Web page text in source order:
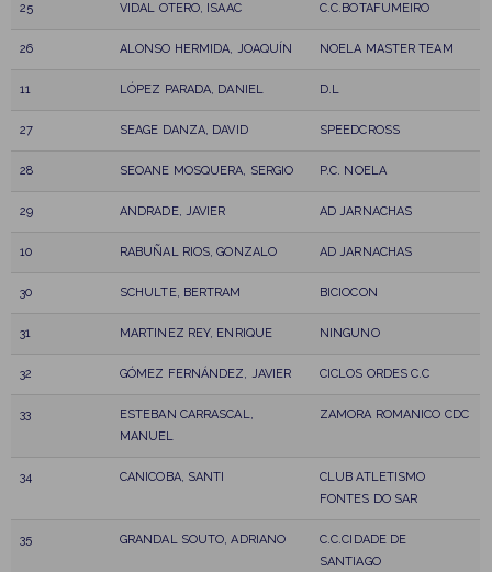
25 VIDAL OTERO, ISAAC C.C.BOTAFUMEIRO
26 ALONSO HERMIDA, JOAQUÍN NOELA MASTER TEAM
11 LÓPEZ PARADA, DANIEL D.L
27 SEAGE DANZA, DAVID SPEEDCROSS
28 SEOANE MOSQUERA, SERGIO P.C. NOELA
29 ANDRADE, JAVIER AD JARNACHAS
10 RABUÑAL RIOS, GONZALO AD JARNACHAS
30 SCHULTE, BERTRAM BICIOCON
31 MARTINEZ REY, ENRIQUE NINGUNO
32 GÓMEZ FERNÁNDEZ, JAVIER CICLOS ORDES C.C
33
ESTEBAN CARRASCAL,
MANUEL
ZAMORA ROMANICO CDC
34 CANICOBA, SANTI
CLUB ATLETISMO
FONTES DO SAR
35 GRANDAL SOUTO, ADRIANO
C.C.CIDADE DE
SANTIAGO